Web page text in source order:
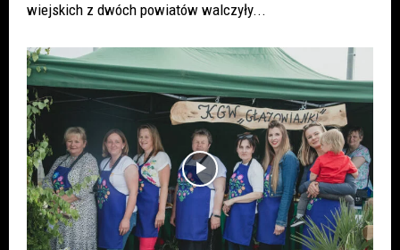
wiejskich z dwóch powiatów walczyły...